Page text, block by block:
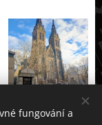
fungování a